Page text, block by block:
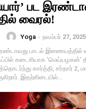
பட
வைரல்!
Yoga - நவம்பர் 27,
பாடல் இணையத்தில்
கடைசியாக 'மெய்யழகன்'
கார்த்தி, சர்தார் 2,
இதற்கிடையில்...